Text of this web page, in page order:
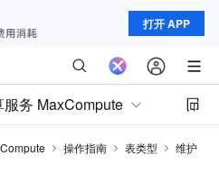
打开 APP
务 MaxCompute
操作指南 表类型
维护